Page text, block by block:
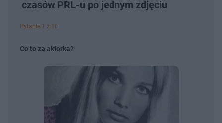
czasów PRL-u po jednym zdjęciu
Pytanie 1 z 10
Co to za aktorka?